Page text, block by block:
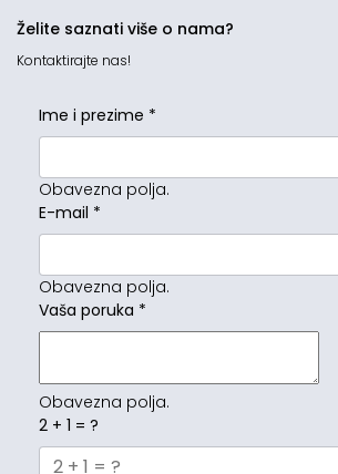
Želite saznati više o nama?
Kontaktirajte nas!
Ime i prezime *
Obavezna polja.
E-mail *
Obavezna polja.
Vaša poruka *
Obavezna polja.
2 + 1 = ?